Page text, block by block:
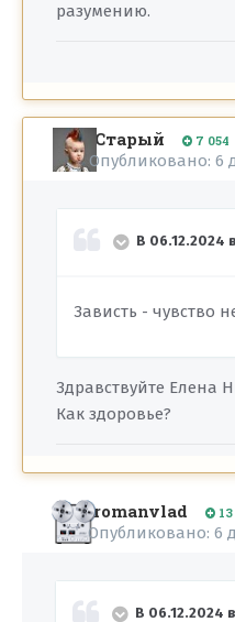
разумению.
Старый 7 054
Опубликовано: 6
В 06.12.2024
Зависть - чувство
Здравствуйте Елена
Как здоровье?
romanvlad
Опубликовано: 6
В 06.12.2024